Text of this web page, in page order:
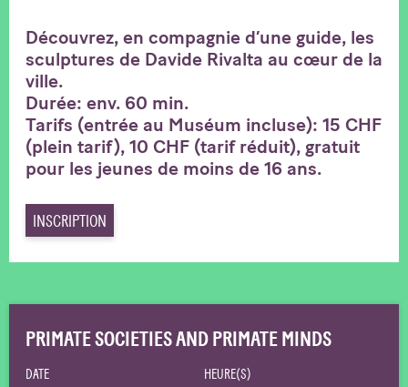
Découvrez, en compagnie d’une guide, les
sculptures de Davide Rivalta au cœur de la
ville.
Durée: env. 60 min.
Tarifs (entrée au Muséum incluse): 15 CHF
(plein tarif), 10 CHF (tarif réduit), gratuit
pour les jeunes de moins de 16 ans.
INSCRIPTION
PRIMATE SOCIETIES AND PRIMATE MINDS
DATE HEURE(S)